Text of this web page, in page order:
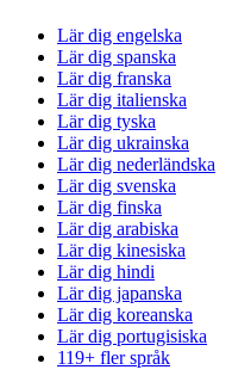
Lär dig engelska
Lär dig spanska
Lär dig franska
Lär dig italienska
Lär dig tyska
Lär dig ukrainska
Lär dig nederländska
Lär dig svenska
Lär dig finska
Lär dig arabiska
Lär dig kinesiska
Lär dig hindi
Lär dig japanska
Lär dig koreanska
Lär dig portugisiska
119+ fler språk